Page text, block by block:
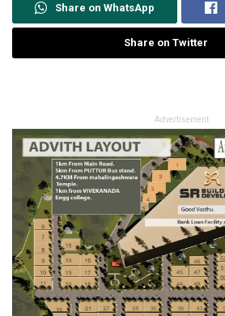
Share on WhatsApp
Share on Twitter
Advertisement